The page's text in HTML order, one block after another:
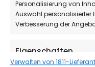
Personalisierung von
Auswahl personalisierter
Verbesserung der
Eigenschaften
Verwalten von 1811-